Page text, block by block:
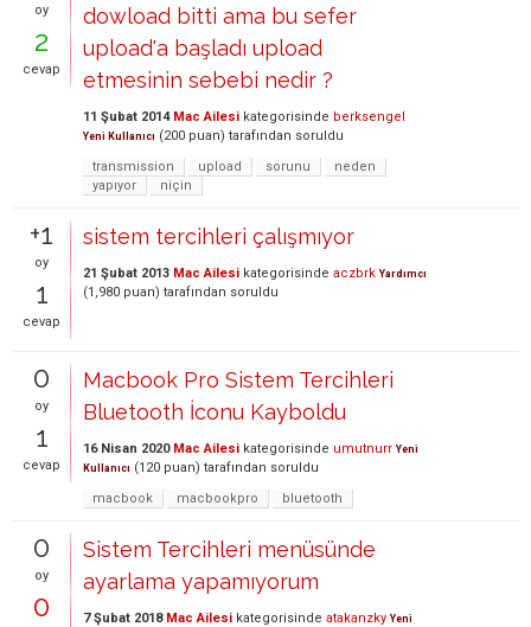
oy
2
cevap
dowload bitti ama bu sefer
upload'a başladı upload
etmesinin sebebi nedir ?
11 Şubat 2014 Mac Ailesi kategorisinde berksengel
Yeni Kullanıcı (200 puan) tarafından soruldu
transmission
upload sorunu
neden
yapıyor
niçin
+1
oy
1
cevap
sistem tercihleri çalışmıyor
21 Şubat 2013 Mac Ailesi kategorisinde aczbrk Yardımcı
(1,980 puan) tarafından soruldu
0
oy
1
cevap
Macbook Pro Sistem Tercihleri
Bluetooth İconu Kayboldu
16 Nisan 2020 Mac Ailesi kategorisinde umutnurr Yeni
Kullanıcı (120 puan) tarafından soruldu
macbook
macbookpro bluetooth
0
oy
0
Sistem Tercihleri menüsünde
ayarlama yapamıyorum
7 Şubat 2018 Mac Ailesi kategorisinde atakanzky Yeni